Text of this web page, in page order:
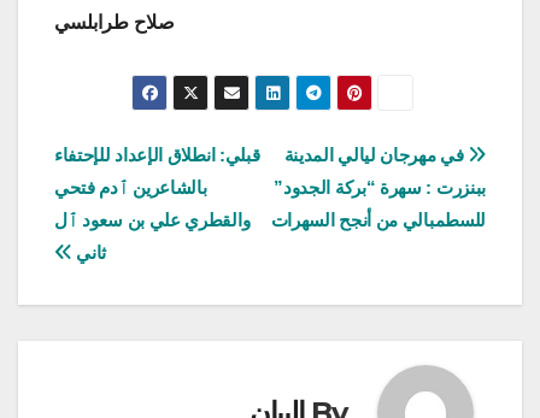
صلاح طرابلسي
تصفّح
المقالات
قبلي: انطلاق الإعداد للإحتفاء
بالشاعرين ٱدم فتحي
والقطري علي بن سعود ٱل
ثاني
في مهرجان ليالي المدينة
ببنزرت : سهرة “بركة الجدود”
للسطمبالي من أنجح السهرات